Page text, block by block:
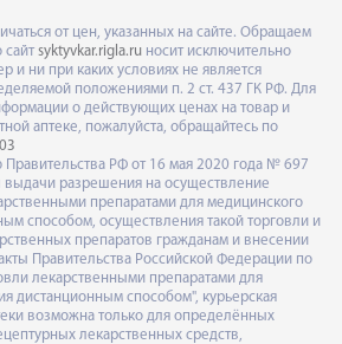
от цен, указанных на сайте. Обращаем
сайт syktyvkar.rigla.ru носит исключительно
и ни при каких условиях не является
положениями п. 2 ст. 437 ГК РФ. Для
о действующих ценах на товар и
аптеке, пожалуйста, обращайтесь по
РФ от 16 мая 2020 года № 697
разрешения на осуществление
препаратами для медицинского
способом, осуществления такой торговли и
препаратов гражданам и внесении
Правительства Российской Федерации по
лекарственными препаратами для
дистанционным способом", курьерская
возможна только для определённых
лекарственных средств,